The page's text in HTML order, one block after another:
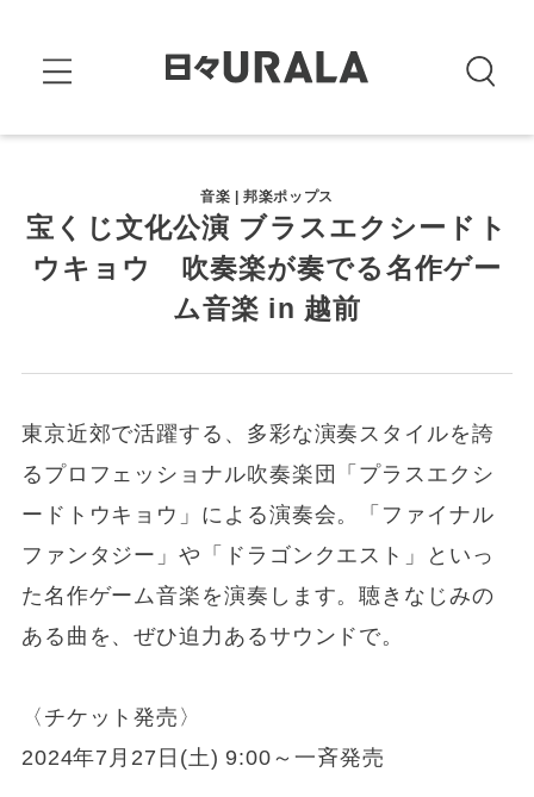
音楽 | 邦楽ポップス
宝くじ文化公演 ブラスエクシードト
ウキョウ 吹奏楽が奏でる名作ゲー
ム音楽 in 越前
東京近郊で活躍する、多彩な演奏スタイルを誇
るプロフェッショナル吹奏楽団「プラスエクシ
ードトウキョウ」による演奏会。「ファイナル
ファンタジー」や「ドラゴンクエスト」といっ
た名作ゲーム音楽を演奏します。聴きなじみの
ある曲を、ぜひ迫力あるサウンドで。
〈チケット発売〉
2024年7月27日(土) 9:00～一斉発売